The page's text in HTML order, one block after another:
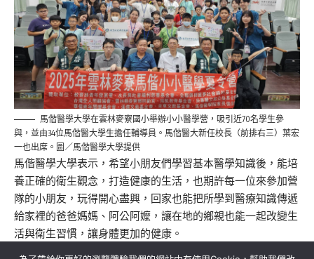
馬偕醫學大學在雲林麥寮國小舉辦小小醫學營，吸引近70名學生參
與，並由34位馬偕醫大學生擔任輔導員。馬偕醫大新任校長（前排右三）葉宏
一也出席。圖／馬偕醫學大學提供
馬偕醫學大學表示，希望小朋友們學習基本醫學知識後，能培
養正確的衛生觀念，打造健康的生活，也期許每一位來參加營
隊的小朋友，玩得開心盡興，回家也能把所學到醫療知識傳遞
給家裡的爸爸媽媽、阿公阿嬤，讓在地的鄉親也能一起改變生
活與衛生習慣，讓身體更加的健康。